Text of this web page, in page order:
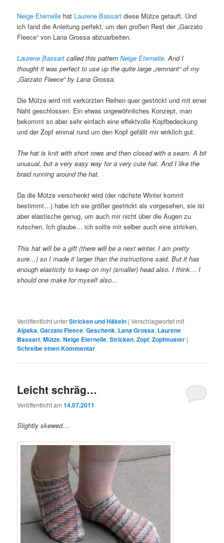
Neige Eternelle hat Laurene Bassart diese Mütze getauft. Und
ich fand die Anleitung perfekt, um den großen Rest der „Garzato
Fleece“ von Lana Grossa abzuarbeiten.
Laurene Bassart called this patternNeige Eternelle. And I
thought it was perfect to use up the quite large „remnant“ of my
„Garzato Fleece“ by Lana Grossa.
Die Mütze wird mit verkürzten Reihen quer gestrickt und mit einer
Naht geschlossen. Ein etwas ungewöhnliches Konzept, man
bekommt so aber sehr einfach eine effektvolle Kopfbedeckung
und der Zopf einmal rund um den Kopf gefällt mir wirklich gut.
The hat is knit with short rows and then closed with a seam. A bit
unusual, but a very easy way for a very cute hat. And I like the
braid running around the hat.
Da die Mütze verschenkt wird (der nächste Winter kommt
bestimmt…) habe ich sie größer gestrickt als vorgesehen, sie ist
aber elastische genug, um auch mir nicht über die Augen zu
rutschen. Ich glaube… ich sollte mir selber auch eine stricken.
This hat will be a gift (there will be a next winter, I am pretty
sure…) so I made it larger than the instructions said. But it has
enough elasticity to keep on myl (smaller) head also. I think… I
should one make for myself also…
Veröffentlicht unterStricken und Häkeln |Verschlagwortet mit
Alpaka,Garzato Fleece,Geschenk, Lana Grossa, Laurene
Bassart,Mütze,Neige Eternelle,Stricken,Zopf,Zopfmuster |
Schreibe einen Kommentar
Leicht schräg…
Veröffentlicht am14.07.2011
Slightly skewed…